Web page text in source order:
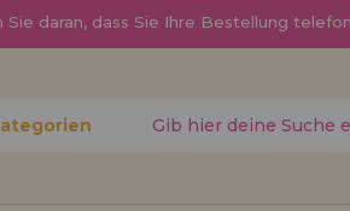
Sie daran, dass Sie Ihre Bestellung